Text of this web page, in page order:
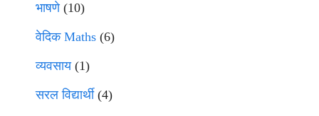
भाषणे(10)
वेदिक Maths (6)
व्यवसाय(1)
सरल विद्यार्थी(4)